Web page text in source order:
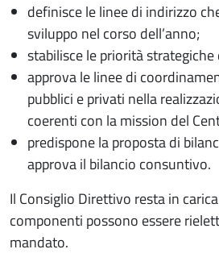
definisce le linee di indirizzo
sviluppo nel corso dell’anno;
stabilisce le priorità strategiche
approva le linee di
pubblici e privati nella
coerenti con la mission del
predispone la proposta di
approva il bilancio consuntivo.
Il Consiglio Direttivo resta in
componenti possono essere
mandato.